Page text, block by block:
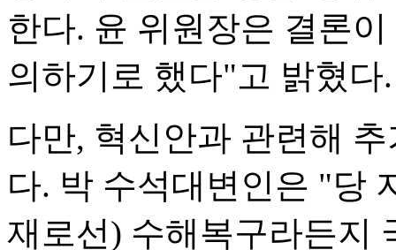
한다. 윤 위원장은 결론
의하기로 했다"고 밝혔다.
다만, 혁신안과 관련해
다. 박 수석대변인은 "당
재로선) 수해복구라든지